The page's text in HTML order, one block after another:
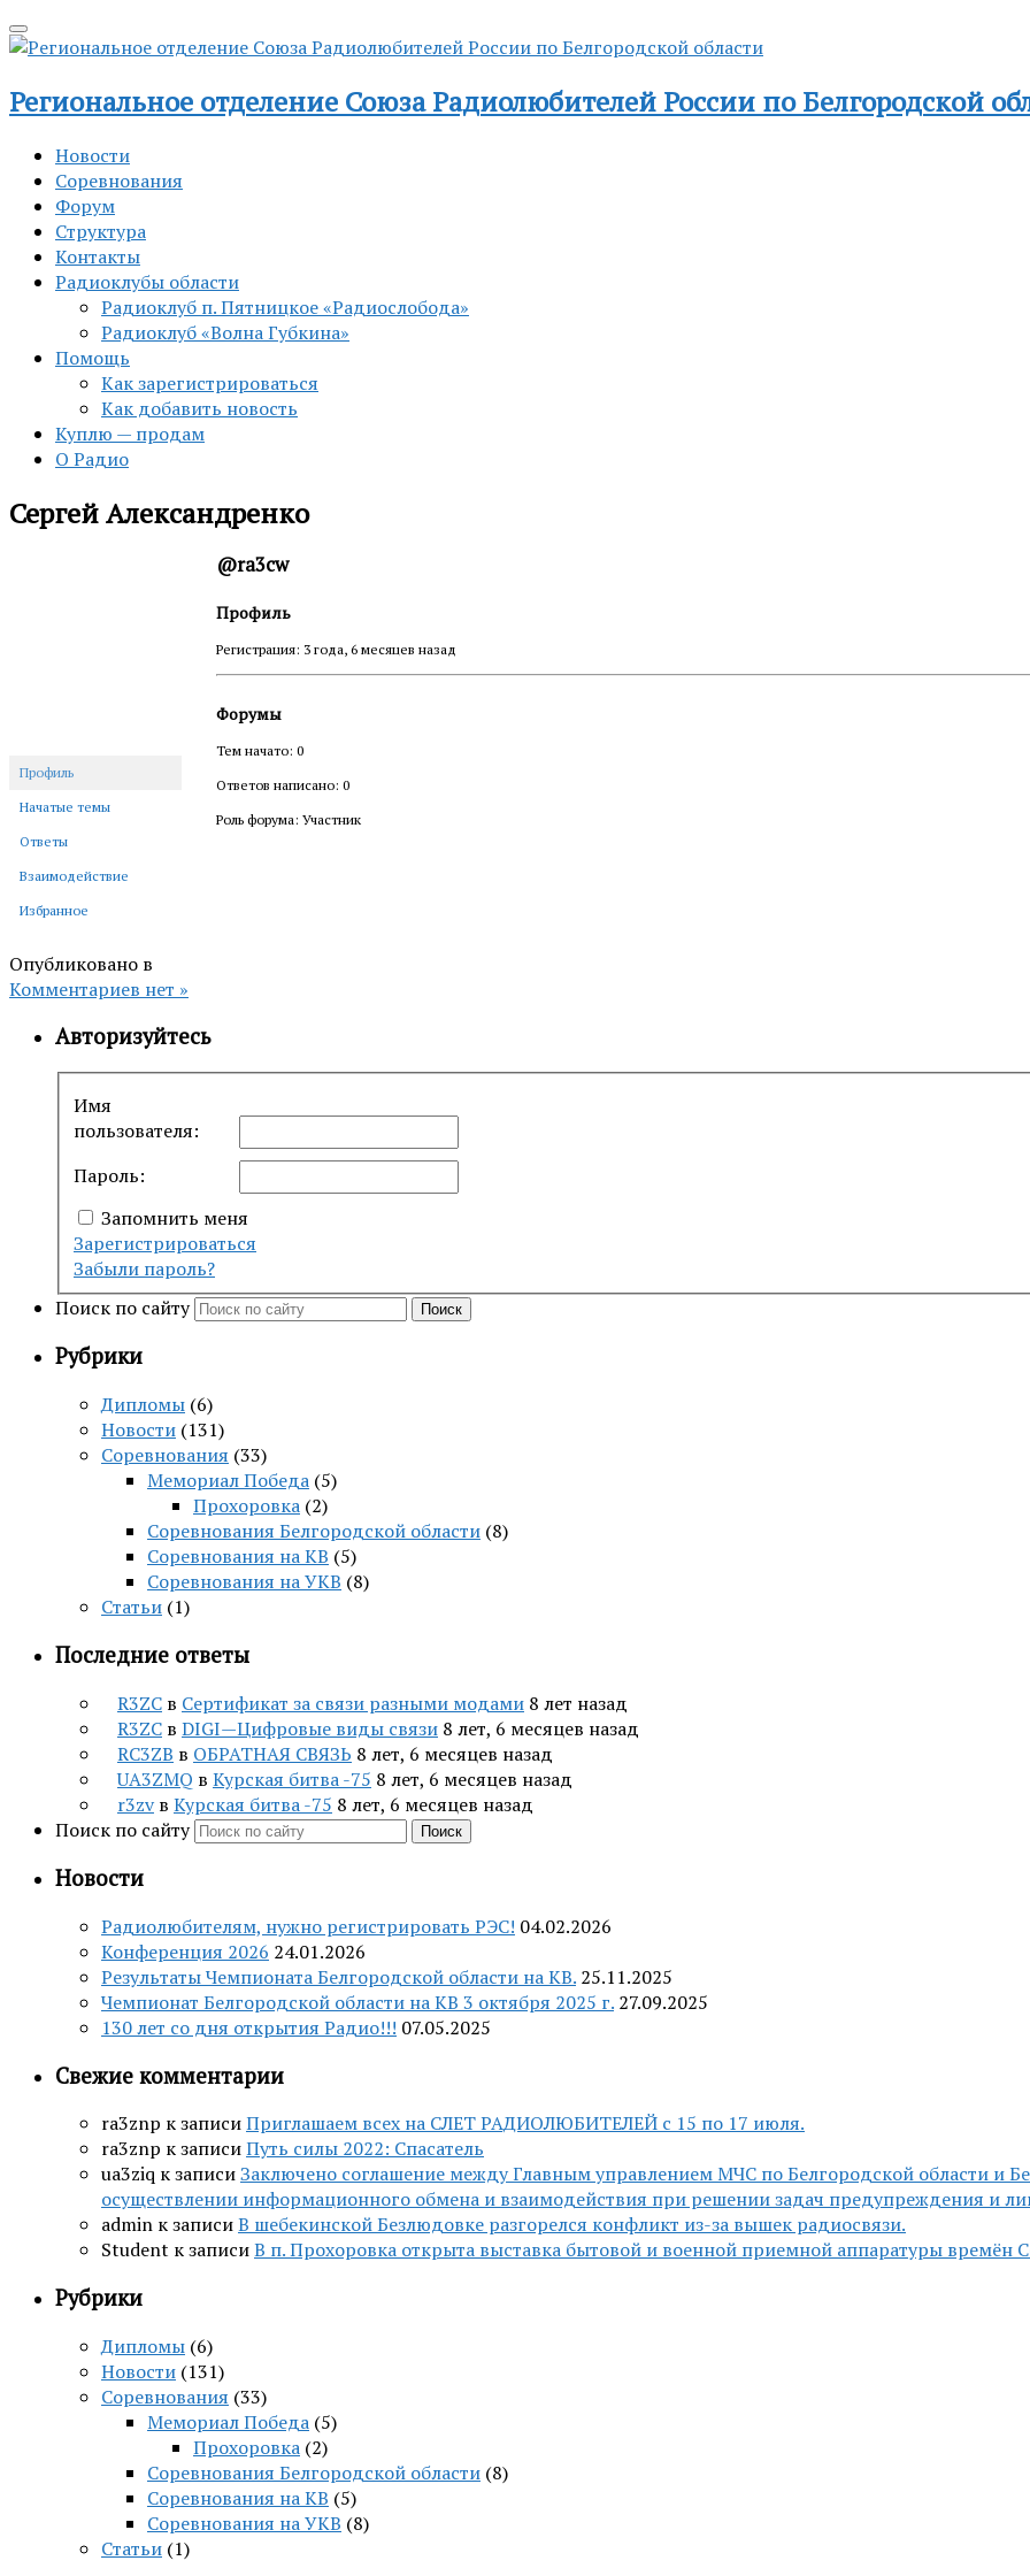
Региональное отделение Союза Радиолюбителей России по Белгородской
Новости
Соревнования
Форум
Структура
Контакты
Радиоклубы области
Радиоклуб п. Пятницкое «Радиослобода»
Радиоклуб «Волна Губкина»
Помощь
Как зарегистрироваться
Как добавить новость
Куплю — продам
О Радио
Сергей Александренко
Профиль
Начатые темы
Ответы
Взаимодействие
Избранное
@ra3cw
Профиль
Регистрация: 3 года, 6 месяцев назад
Форумы
Тем начато: 0
Ответов написано: 0
Роль форума: Участник
Опубликовано в
Комментариев нет »
Авторизуйтесь
Имя
пользователя:
Пароль:
Запомнить меня
Зарегистрироваться
Забыли пароль?
Поиск по сайту
Поиск
Рубрики
Дипломы (6)
Новости (131)
Соревнования (33)
Мемориал Победа (5)
Прохоровка (2)
Соревнования Белгородской области (8)
Соревнования на КВ (5)
Соревнования на УКВ (8)
Статьи (1)
Последние ответы
R3ZC в Сертификат за связи разными модами 8 лет назад
R3ZC в DIGI—Цифровые виды связи 8 лет, 6 месяцев назад
RC3ZB в ОБРАТНАЯ СВЯЗЬ 8 лет, 6 месяцев назад
UA3ZMQ в Курская битва -75 8 лет, 6 месяцев назад
r3zvв Курская битва -75 8 лет, 6 месяцев назад
Поиск по сайту
Поиск
Новости
Радиолюбителям, нужно регистрировать РЭС! 04.02.2026
Конференция 2026 24.01.2026
Результаты Чемпионата Белгородской области на КВ. 25.11.2025
Чемпионат Белгородской области на КВ 3 октября 2025 г. 27.09.2025
130 лет со дня открытия Радио!!! 07.05.2025
Свежие комментарии
ra3znp к записиПриглашаем всех на СЛЕТ РАДИОЛЮБИТЕЛЕЙ c 15 по 17 июля.
ra3znp к записиПуть силы 2022: Спасатель
ua3ziq к записиЗаключено соглашение между Главным управлением МЧС по Белгородской области и
осуществлении информационного обмена и взаимодействия при решении задач предупреждения и
admin к записиВ шебекинской Безлюдовке разгорелся конфликт из-за вышек радиосвязи.
Student к записиВ п. Прохоровка открыта выставка бытовой и военной приемной аппаратуры времён
Рубрики
Дипломы (6)
Новости (131)
Соревнования (33)
Мемориал Победа (5)
Прохоровка (2)
Соревнования Белгородской области (8)
Соревнования на КВ (5)
Соревнования на УКВ (8)
Статьи (1)